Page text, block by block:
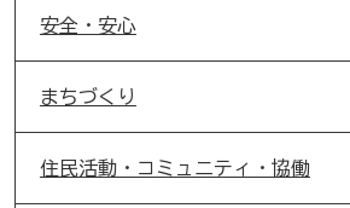
安全・安心
まちづくり
住民活動・コミュニティ・協働